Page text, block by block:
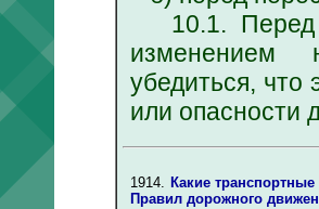
10.1. Перед
изменением
убедиться, что
или опасности
1914.
Какие
Правил дорожного